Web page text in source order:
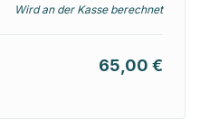
Wird an der Kasse berechnet
65,00 €